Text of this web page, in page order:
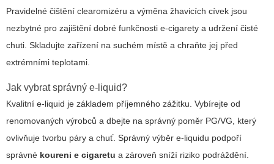
Pravidelné čištění clearomizéru a výměna žhavicích cívek jsou
nezbytné pro zajištění dobré funkčnosti e-cigarety a udržení čisté
chuti. Skladujte zařízení na suchém místě a chraňte jej před
extrémními teplotami.
Jak vybrat správný e-liquid?
Kvalitní e-liquid je základem příjemného zážitku. Vybírejte od
renomovaných výrobců a dbejte na správný poměr PG/VG, který
ovlivňuje tvorbu páry a chuť. Správný výběr e-liquidu podpoří
správné koureni e cigaretu a zároveň sníží riziko podráždění.